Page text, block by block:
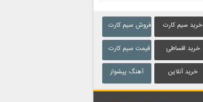
فروش سیم کارت
قیمت سیم کارت
آهنگ پیشواز
خرید سیم کارت
خرید اقساطی
خرید آنلاین